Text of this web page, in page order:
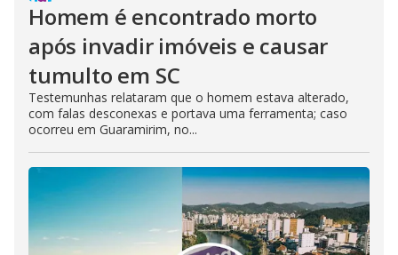
Homem é encontrado morto
após invadir imóveis e causar
tumulto em SC
Testemunhas relataram que o homem estava alterado,
com falas desconexas e portava uma ferramenta; caso
ocorreu em Guaramirim, no...